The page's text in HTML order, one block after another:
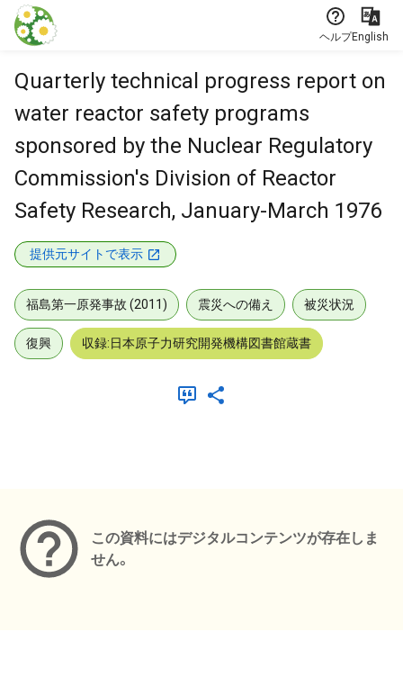
本文に飛ぶ
ヘルプEnglish
Quarterly technical progress report on
water reactor safety programs
sponsored by the Nuclear Regulatory
Commission's Division of Reactor
Safety Research, January-March 1976
提供元サイトで表示
福島第一原発事故 (2011) 震災への備え 被災状況
復興 収録:日本原子力研究開発機構図書館蔵書
この資料にはデジタルコンテンツが存在しま
せん。